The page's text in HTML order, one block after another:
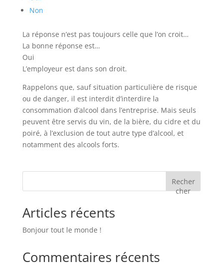
Non
La réponse n’est pas toujours celle que l’on croit…
La bonne réponse est…
Oui
L’employeur est dans son droit.
Rappelons que, sauf situation particulière de risque
ou de danger, il est interdit d’interdire la
consommation d’alcool dans l’entreprise. Mais seuls
peuvent être servis du vin, de la bière, du cidre et du
poiré, à l’exclusion de tout autre type d’alcool, et
notamment des alcools forts.
Recher
cher
Articles récents
Bonjour tout le monde !
Commentaires récents